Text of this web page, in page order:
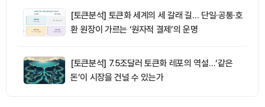
[토큰분석] 토큰화 세계의 세 갈래 길… 단일·공통·호
환 원장이 가르는 ‘원자적 결제’의 운명
[토큰분석] 7.5조달러 토큰화 레포의 역설…‘같은
돈’이 시장을 건널 수 있는가